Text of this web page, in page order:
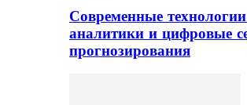
Современные
аналитики и цифровые
прогнозирования